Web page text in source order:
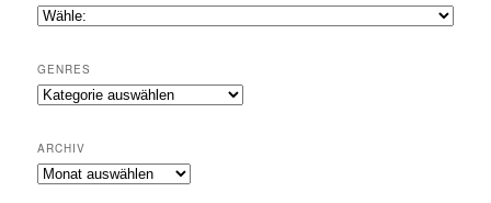
GENRES
Genres
ARCHIV
Archiv